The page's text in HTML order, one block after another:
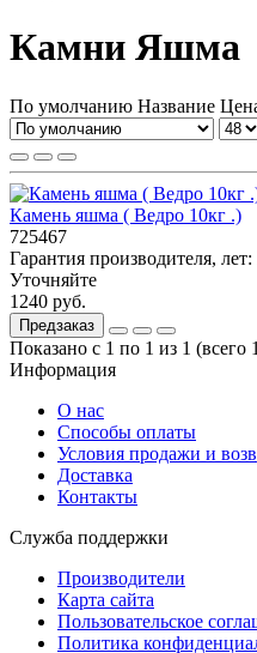
Камни Яшма
По умолчанию Название
Камень яшма ( Ведро 10кг .)
725467
Гарантия производителя, лет:
Уточняйте
1240 руб.
Предзаказ
Показано с 1 по 1 из 1 (всего
Информация
О нас
Способы оплаты
Условия продажи и
Доставка
Контакты
Служба поддержки
Производители
Карта сайта
Пользовательское
Политика